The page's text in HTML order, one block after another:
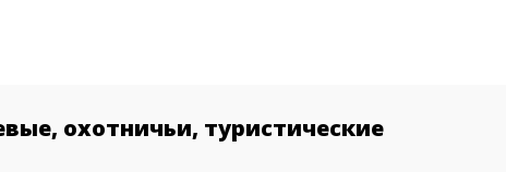
охотничьи, туристические